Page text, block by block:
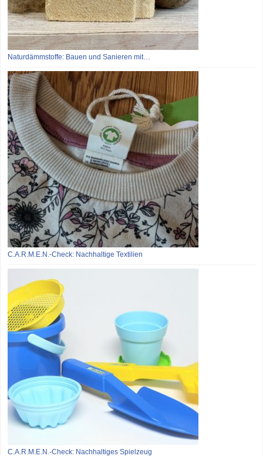
Naturdämmstoffe: Bauen und Sanieren mit…
C.A.R.M.E.N.-Check: Nachhaltige Textilien
C.A.R.M.E.N.-Check: Nachhaltiges Spielzeug